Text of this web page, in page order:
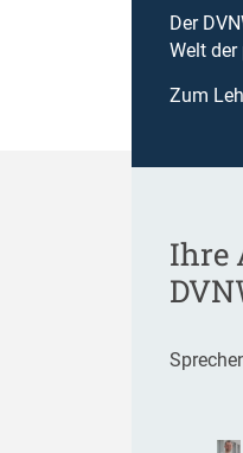
Der
Welt
Zum
Ihre